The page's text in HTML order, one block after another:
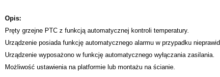
Opis:
Pręty grzejne PTC z funkcją automatycznej kontroli temperatury.
Urządzenie posiada funkcję automatycznego alarmu w przypadku
Urządzenie wyposażono w funkcję automatycznego wyłączania zasilania.
Możliwość ustawienia na platformie lub montażu na ścianie.